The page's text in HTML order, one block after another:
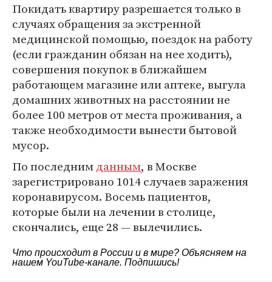
Покидать квартиру разрешается только в
случаях обращения за экстренной
медицинской помощью, поездок на работу
(если гражданин обязан на нее ходить),
совершения покупок в ближайшем
работающем магазине или аптеке, выгула
домашних животных на расстоянии не
более 100 метров от места проживания, а
также необходимости вынести бытовой
мусор.
По последнимданным, в Москве
зарегистрировано 1014 случаев заражения
коронавирусом. Восемь пациентов,
которые были на лечении в столице,
скончались, еще 28 — вылечились.
Что происходит в России и в мире? Объясняем на
нашем YouTube-канале. Подпишись!